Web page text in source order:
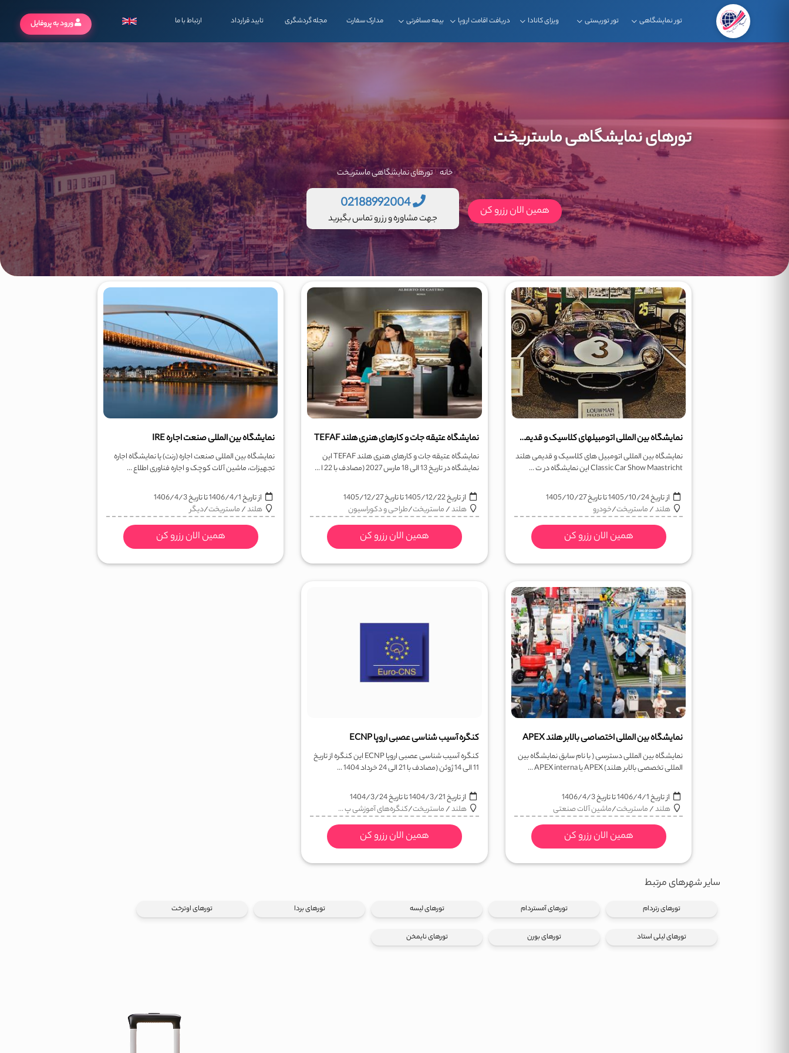
تور نمایشگاهی تور توریستی ویزای کانادا دریافت اقامت اروپا بیمه مسافرتی مدارک سفارت مجله گردشگری تایید قرارداد ارتباط با ما ورود به پروفایل
تورهای نمایشگاهی ماستریخت
خانه تورهای نمایشگاهی ماستریخت
همین الان رزرو کن 02188992004
جهت مشاوره و رزرو تماس بگیرید
نمایشگاه بین المللی اتومبیلهای کلاسیک و قدیمی هلند InterClassics
نمایشگاه بین المللی اتومبیل های کلاسیک و قدیمی هلند
Classic Car Show Maastricht این نمایشگاه در ت ...
از تاریخ1405/10/24تا تاریخ1405/10/27
هلند/ماستریخت/خودرو
همین الان رزرو کن
نمایشگاه عتیقه جات و کارهای هنری هلند TEFAF
نمایشگاه عتیقه جات و کارهای هنری هلند TEFAF این
نمایشگاه در تاریخ 13 الی 18 مارس 2027 (مصادف با 22 ا ...
از تاریخ1405/12/22تا تاریخ1405/12/27
هلند/ماستریخت/طراحی و دکوراسیون
همین الان رزرو کن
نمایشگاه بین المللی صنعت اجاره IRE
نمایشگاه بین المللی صنعت اجاره (رنت) یا نمایشگاه اجاره
تجهیزات، ماشین آلات کوچک و اجاره فناوری اطلاع ...
از تاریخ1406/4/1تا تاریخ1406/4/3
هلند/ماستریخت/دیگر
همین الان رزرو کن
نمایشگاه بین المللی اختصاصی بالابر هلند APEX
نمایشگاه بین المللی دسترسی ( با نام سابق نمایشگاه بین
المللی تخصصی بالابر هلند) APEX یا APEX interna ...
از تاریخ1406/4/1تا تاریخ1406/4/3
هلند/ماستریخت/ماشین آلات صنعتی
همین الان رزرو کن
کنگره آسیب شناسی عصبی اروپا ECNP
کنگره آسیب شناسی عصبی اروپا ECNP این کنگره از تاریخ
11 الی 14 ژوئن (مصادف با 21 الی 24 خرداد 1404 ...
از تاریخ1404/3/21تا تاریخ1404/3/24
هلند/ماستریخت/کنگره‌های آموزشی پ ...
همین الان رزرو کن
سایر شهرهای مرتبط
تورهای رتردام تورهای آمستردام تورهای لیسه تورهای بردا تورهای اوترخت
تورهای لیلی استاد تورهای بورن تورهای نایمخن